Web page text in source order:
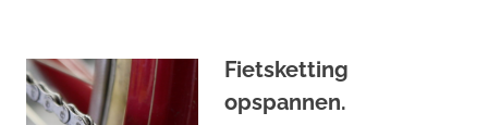
Fietsketting
opspannen.